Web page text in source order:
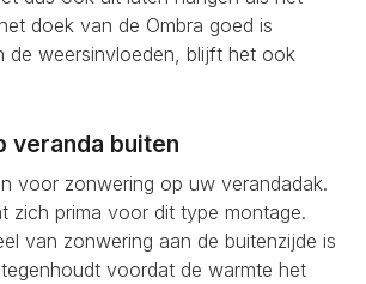
doek van de Ombra goed is
de weersinvloeden, blijft het ook
veranda buiten
voor zonwering op uw verandadak.
zich prima voor dit type montage.
van zonwering aan de buitenzijde is
voordat de warmte het